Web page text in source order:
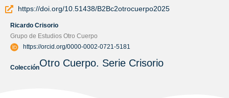
https://doi.org/10.51438/B2Bc2otrocuerpo2025
Ricardo Crisorio
Grupo de Estudios Otro Cuerpo
https://orcid.org/0000-0002-0721-5181
ColecciónOtro Cuerpo. Serie Crisorio